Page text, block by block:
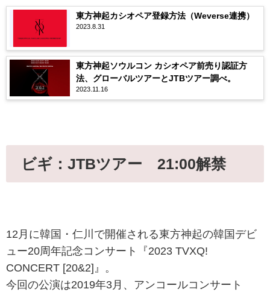
東方神起カシオペア登録方法（Weverse連携）
2023.8.31
東方神起ソウルコン カシオペア前売り認証方
法、グローバルツアーとJTBツアー調べ。
2023.11.16
ビギ：JTBツアー 21:00解禁
12月に韓国・仁川で開催される東方神起の韓国デビ
ュー20周年記念コンサート『2023 TVXQ!
CONCERT [20&2]』。
今回の公演は2019年3月、アンコールコンサート